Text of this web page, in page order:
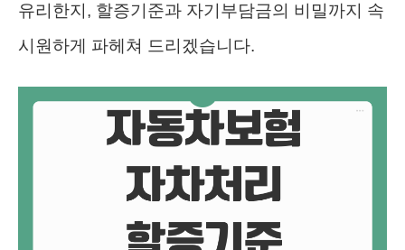
유리한지, 할증기준과 자기부담금의 비밀까지 속
시원하게 파헤쳐 드리겠습니다.